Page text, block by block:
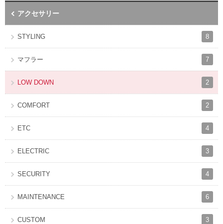
アクセサリー
STYLING 8
マフラー 7
LOW DOWN 2
COMFORT 2
ETC 4
ELECTRIC 3
SECURITY 4
MAINTENANCE 6
CUSTOM 3